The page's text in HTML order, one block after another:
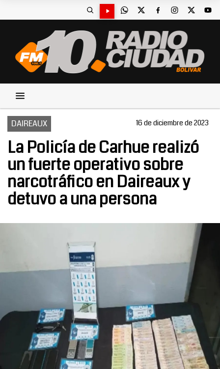
DAIREAUX 16 de diciembre de 2023
La Policía de Carhue realizó
un fuerte operativo sobre
narcotráfico en Daireaux y
detuvo a una persona